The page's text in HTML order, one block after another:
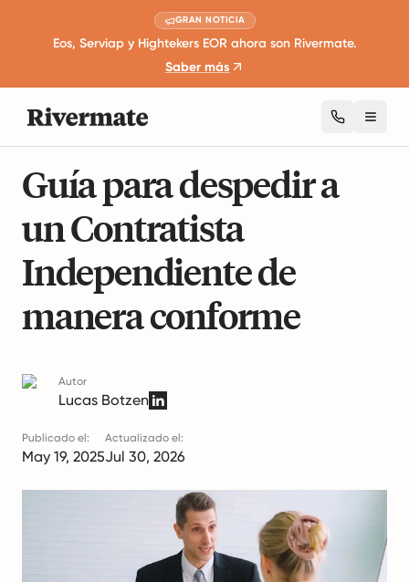
GRAN NOTICIA
Eos, Serviap y Hightekers EOR ahora son Rivermate.
Saber más
Guía para despedir a
un Contratista
Independiente de
manera conforme
Autor
Lucas Botzen
Publicado el:
May 19, 2025
Actualizado el:
Jul 30, 2026